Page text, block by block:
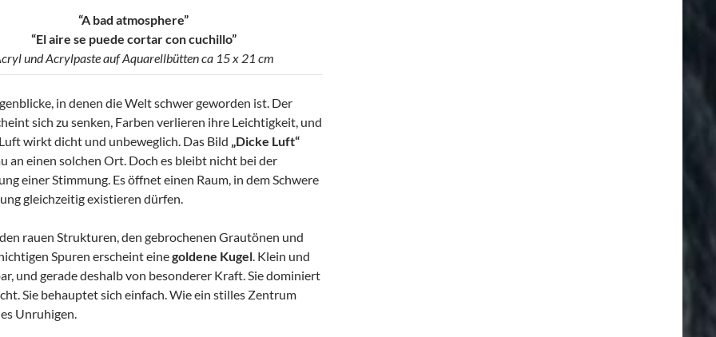
“A bad atmosphere”
“El aire se puede cortar con cuchillo”
und Acrylpaste auf Aquarellbütten ca 15 x 21 cm
in denen die Welt schwer geworden ist. Der
sich zu senken, Farben verlieren ihre Leichtigkeit, und
wirkt dicht und unbeweglich. Das Bild „Dicke Luft“
an einen solchen Ort. Doch es bleibt nicht bei der
einer Stimmung. Es öffnet einen Raum, in dem Schwere
gleichzeitig existieren dürfen.
rauen Strukturen, den gebrochenen Grautönen und
Spuren erscheint einegoldene Kugel. Klein und
und gerade deshalb von besonderer Kraft. Sie dominiert
Sie behauptet sich einfach. Wie ein stilles Zentrum
Unruhigen.